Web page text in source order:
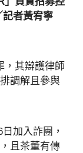
記者黃宥寧
，其辯護律師
調解且參與
加入詐團，
且茶董有傳